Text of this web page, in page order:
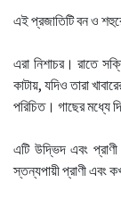
এই প্রজাতিটি বন ও
এরা নিশাচর। রাতে
কাটায়, যদিও তারা
পরিচিত। গাছের মধ্যে
এটি উদ্ভিদ এবং
স্তন্যপায়ী প্রাণী এবং